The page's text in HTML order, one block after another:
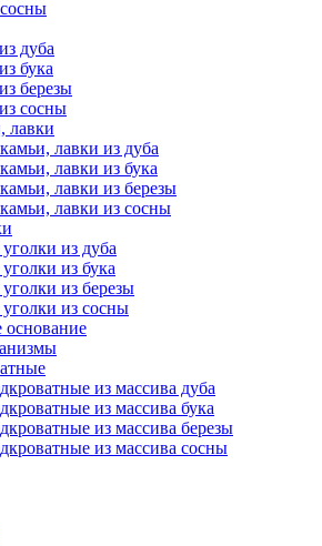
дуба
бука
березы
сосны
лавки
лавки из дуба
лавки из бука
лавки из березы
лавки из сосны
из дуба
из бука
из березы
из сосны
основание
из массива дуба
из массива бука
из массива березы
из массива сосны